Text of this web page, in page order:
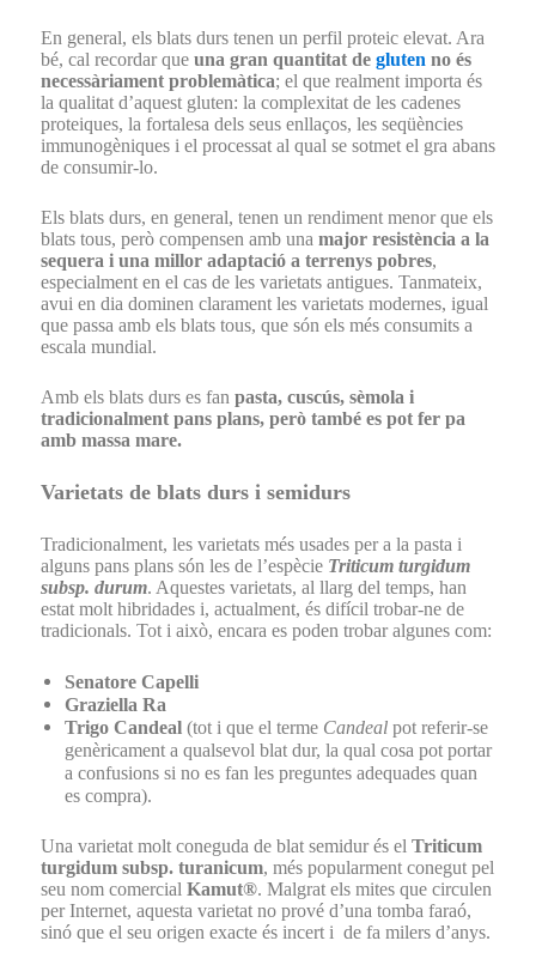
En general, els blats durs tenen un perfil proteic elevat. Ara
bé, cal recordar que una gran quantitat de gluten no és
necessàriament problemàtica; el que realment importa és
la qualitat d’aquest gluten: la complexitat de les cadenes
proteiques, la fortalesa dels seus enllaços, les seqüències
immunogèniques i el processat al qual se sotmet el gra abans
de consumir-lo.
Els blats durs, en general, tenen un rendiment menor que els
blats tous, però compensen amb una major resistència a la
sequera i una millor adaptació a terrenys pobres,
especialment en el cas de les varietats antigues. Tanmateix,
avui en dia dominen clarament les varietats modernes, igual
que passa amb els blats tous, que són els més consumits a
escala mundial.
Amb els blats durs es fan pasta, cuscús, sèmola i
tradicionalment pans plans, però també es pot fer pa
amb massa mare.
Varietats de blats durs i semidurs
Tradicionalment, les varietats més usades per a la pasta i
alguns pans plans són les de l’espècie Triticum turgidum
subsp. durum. Aquestes varietats, al llarg del temps, han
estat molt hibridades i, actualment, és difícil trobar-ne de
tradicionals. Tot i això, encara es poden trobar algunes com:
Senatore Capelli
Graziella Ra
Trigo Candeal (tot i que el terme Candeal pot referir-se
genèricament a qualsevol blat dur, la qual cosa pot portar
a confusions si no es fan les preguntes adequades quan
es compra).
Una varietat molt coneguda de blat semidur és el Triticum
turgidum subsp. turanicum, més popularment conegut pel
seu nom comercial Kamut®. Malgrat els mites que circulen
per Internet, aquesta varietat no prové d’una tomba faraó,
sinó que el seu origen exacte és incert i de fa milers d’anys.